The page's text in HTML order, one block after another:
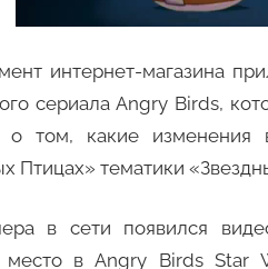
интернет-магазина
сериала Angry Birds,
о том, какие изменения
Птицах» тематики
в сети появился
в Angry Birds Star